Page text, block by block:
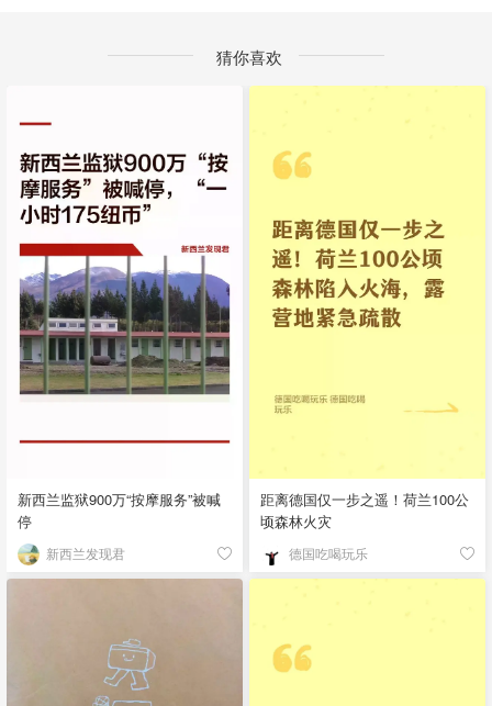
猜你喜欢
新西兰监狱900万“按摩服务”被喊
停
新西兰发现君
距离德国仅一步之遥！荷兰100公
顷森林火灾
德国吃喝玩乐